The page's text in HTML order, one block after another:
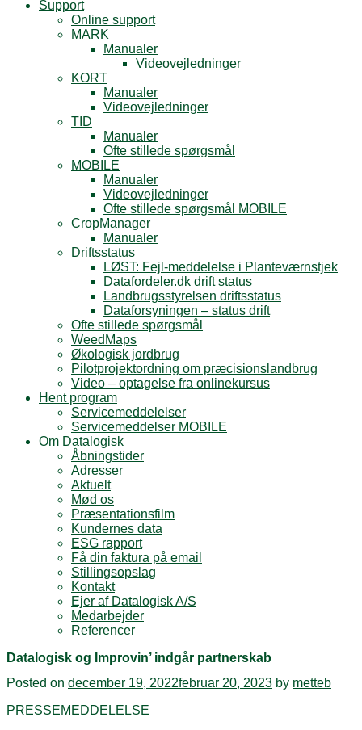
Support
Online support
MARK
Manualer
Videovejledninger
KORT
Manualer
Videovejledninger
TID
Manualer
Ofte stillede spørgsmål
MOBILE
Manualer
Videovejledninger
Ofte stillede spørgsmål MOBILE
CropManager
Manualer
Driftsstatus
LØST: Fejl-meddelelse i Planteværnstjek
Datafordeler.dk drift status
Landbrugsstyrelsen driftsstatus
Dataforsyningen – status drift
Ofte stillede spørgsmål
WeedMaps
Økologisk jordbrug
Pilotprojektordning om præcisionslandbrug
Video – optagelse fra onlinekursus
Hent program
Servicemeddelelser
Servicemeddelser MOBILE
Om Datalogisk
Åbningstider
Adresser
Aktuelt
Mød os
Præsentationsfilm
Kundernes data
ESG rapport
Få din faktura på email
Stillingsopslag
Kontakt
Ejer af Datalogisk A/S
Medarbejder
Referencer
Datalogisk og Improvin’ indgår partnerskab
Posted on december 19, 2022februar 20, 2023 by metteb
PRESSEMEDDELELSE